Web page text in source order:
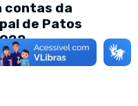
contas da
de Patos
de 2026